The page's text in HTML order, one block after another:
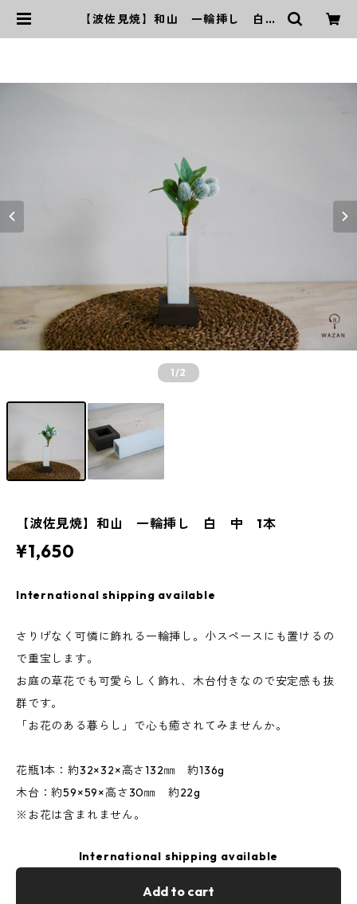
【波佐見焼】和山 一輪挿し 白
1/2
【波佐見焼】和山 一輪挿し 白 中 1本
¥1,650
International shipping available
さりげなく可憐に飾れる一輪挿し。小スペースにも置けるの
で重宝します。
お庭の草花でも可愛らしく飾れ、木台付きなので安定感も抜
群です。
「お花のある暮らし」で心も癒されてみませんか。
花瓶1本：約32×32×高さ132㎜ 約136g
木台：約59×59×高さ30㎜ 約22g
※お花は含まれません。
International shipping available
Add to cart